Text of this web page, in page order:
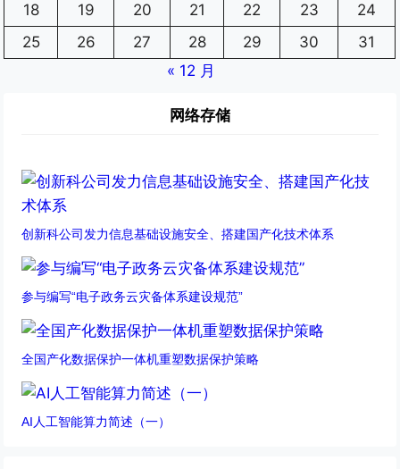
18
19 20 21 22 23
24
25
26 27 28 29 30
31
« 12 月
网络存储
创新科公司发力信息基础设施安全、搭建国产化技术体系
参与编写“电子政务云灾备体系建设规范”
全国产化数据保护一体机重塑数据保护策略
AI人工智能算力简述（一）